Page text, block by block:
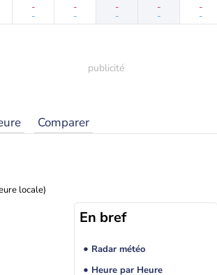
-
-
-
-
-
-
-
-
-
-
Comparer
locale)
En bref
Radar météo
Heure par Heure